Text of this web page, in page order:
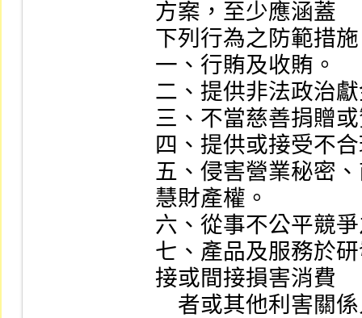
方案，至少應涵蓋
下列行為之防範措
一、行賄及收賄。
二、提供非法政治
三、不當慈善捐贈
四、提供或接受不
五、侵害營業秘密
慧財產權。
六、從事不公平競
七、產品及服務於
接或間接損害消費
者或其他利害